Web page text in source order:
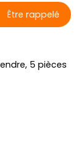
Être rappelé